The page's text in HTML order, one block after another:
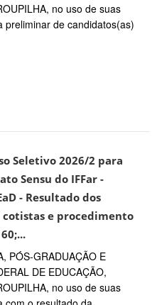
no uso de suas
preliminar de candidatos(as)
Seletivo 2026/2 para
Sensu do IFFar -
- Resultado dos
cotistas e procedimento
PÓS-GRADUAÇÃO E
DE EDUCAÇÃO,
no uso de suas